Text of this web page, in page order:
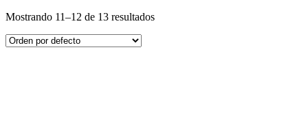
Mostrando 11–12 de 13 resultados